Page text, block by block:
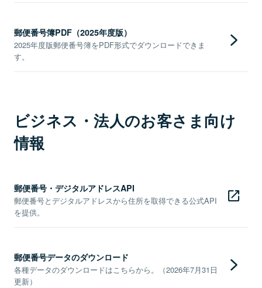
郵便番号簿PDF（2025年度版）
2025年度版郵便番号簿をPDF形式でダウンロードできま
す。
ビジネス・法人のお客さま向け
情報
郵便番号・デジタルアドレスAPI
郵便番号とデジタルアドレスから住所を取得できる公式API
を提供。
郵便番号データのダウンロード
各種データのダウンロードはこちらから。（2026年7月31日
更新）